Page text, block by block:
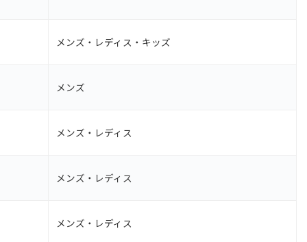
メンズ・レディス・キッズ
メンズ
メンズ・レディス
メンズ・レディス
メンズ・レディス